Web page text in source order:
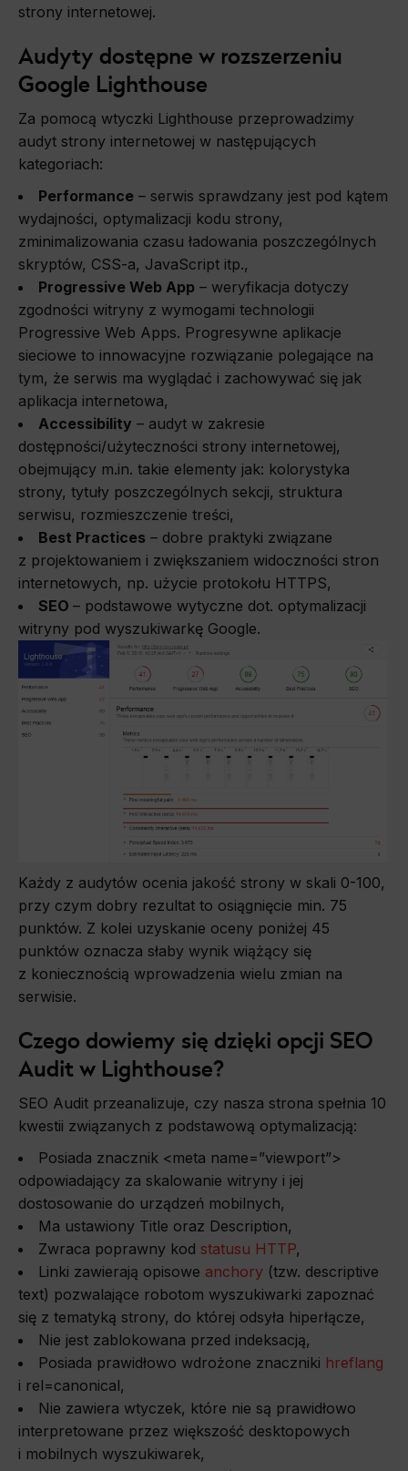
strony internetowej.
Audyty dostępne w rozszerzeniu
Google Lighthouse
Za pomocą wtyczki Lighthouse przeprowadzimy
audyt strony internetowej w następujących
kategoriach:
Performance – serwis sprawdzany jest pod kątem
wydajności, optymalizacji kodu strony,
zminimalizowania czasu ładowania poszczególnych
skryptów, CSS-a, JavaScript itp.,
Progressive Web App – weryfikacja dotyczy
zgodności witryny z wymogami technologii
Progressive Web Apps. Progresywne aplikacje
sieciowe to innowacyjne rozwiązanie polegające na
tym, że serwis ma wyglądać i zachowywać się jak
aplikacja internetowa,
Accessibility – audyt w zakresie
dostępności/użyteczności strony internetowej,
obejmujący m.in. takie elementy jak: kolorystyka
strony, tytuły poszczególnych sekcji, struktura
serwisu, rozmieszczenie treści,
Best Practices – dobre praktyki związane
z projektowaniem i zwiększaniem widoczności stron
internetowych, np. użycie protokołu HTTPS,
SEO – podstawowe wytyczne dot. optymalizacji
witryny pod wyszukiwarkę Google.
Każdy z audytów ocenia jakość strony w skali 0-100,
przy czym dobry rezultat to osiągnięcie min. 75
punktów. Z kolei uzyskanie oceny poniżej 45
punktów oznacza słaby wynik wiążący się
z koniecznością wprowadzenia wielu zmian na
serwisie.
Czego dowiemy się dzięki opcji SEO
Audit w Lighthouse?
SEO Audit przeanalizuje, czy nasza strona spełnia 10
kwestii związanych z podstawową optymalizacją:
Posiada znacznik <meta name=”viewport”>
odpowiadający za skalowanie witryny i jej
dostosowanie do urządzeń mobilnych,
Ma ustawiony Title oraz Description,
Zwraca poprawny kod statusu HTTP,
Linki zawierają opisowe anchory (tzw. descriptive
text) pozwalające robotom wyszukiwarki zapoznać
się z tematyką strony, do której odsyła hiperłącze,
Nie jest zablokowana przed indeksacją,
Posiada prawidłowo wdrożone znaczniki hreflang
i rel=canonical,
Nie zawiera wtyczek, które nie są prawidłowo
interpretowane przez większość desktopowych
i mobilnych wyszukiwarek,